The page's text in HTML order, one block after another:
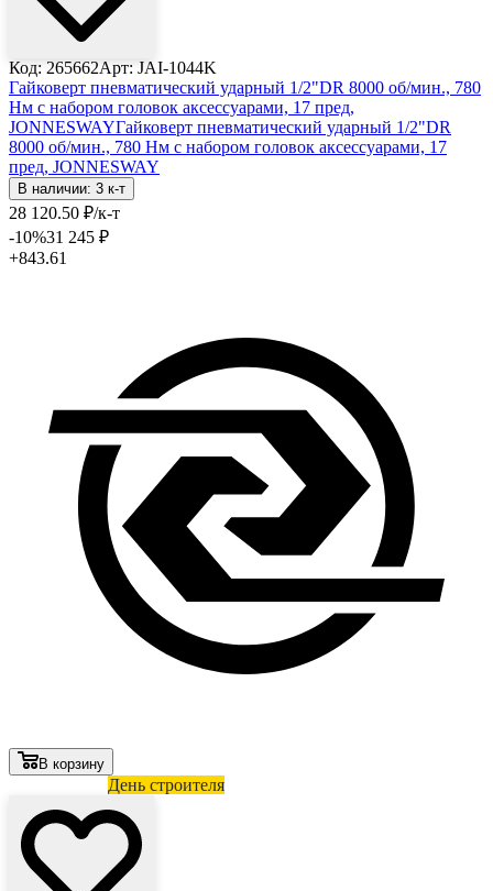
Код: 265662Арт: JAI-1044K
Гайковерт пневматический ударный 1/2"DR 8000 об/мин., 780
Нм с набором головок аксессуарами, 17 пред,
JONNESWAYГайковерт пневматический ударный 1/2"DR
8000 об/мин., 780 Нм с набором головок аксессуарами, 17
пред, JONNESWAY
В наличии: 3 к-т
28 120.50 ₽/к-т
-10%31 245 ₽
+843.61
В корзину
День строителя